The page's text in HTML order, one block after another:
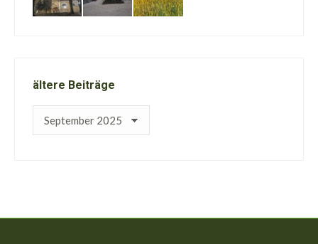
ältere Beiträge
ältere